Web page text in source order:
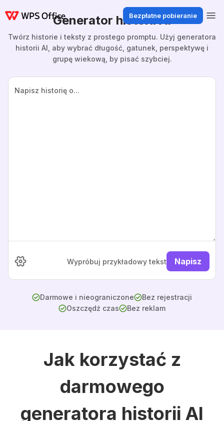
Bezpłatne pobieranie
Generator historii AI
Twórz historie i teksty z prostego promptu. Użyj generatora
historii AI, aby wybrać długość, gatunek, perspektywę i
grupę wiekową, by pisać szybciej.
Wypróbuj przykładowy tekst Napisz
Darmowe i nieograniczone
Bez rejestracji
Oszczędź czas
Bez reklam
Jak korzystać z
darmowego
generatora historii AI